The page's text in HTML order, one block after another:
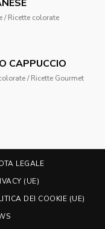
/ Ricette colorate
CAPPUCCIO
/ Ricette Gourmet
LEGALE
(UE)
DEI COOKIE (UE)